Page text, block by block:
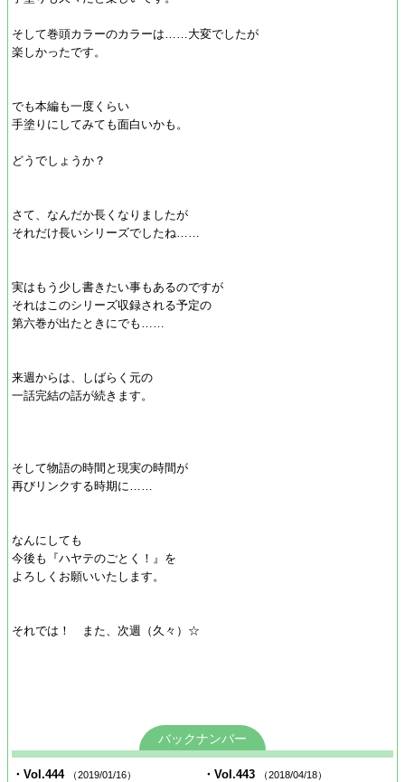
そして巻頭カラーのカラーは……大変でしたが
楽しかったです。
でも本編も一度くらい
手塗りにしてみても面白いかも。
どうでしょうか？
さて、なんだか長くなりましたが
それだけ長いシリーズでしたね……
実はもう少し書きたい事もあるのですが
それはこのシリーズ収録される予定の
第六巻が出たときにでも……
来週からは、しばらく元の
一話完結の話が続きます。
そして物語の時間と現実の時間が
再びリンクする時期に……
なんにしても
今後も『ハヤテのごとく！』を
よろしくお願いいたします。
それでは！ また、次週（久々）☆
バックナンバー
・Vol.444 （2019/01/16） ・Vol.443 （2018/04/18）